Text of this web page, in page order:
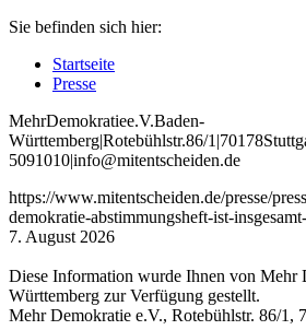
Sie befinden sich hier:
Startseite
Presse
MehrDemokratiee.V.Baden-
Württemberg|Rotebühlstr.86/1 |70178
5091010|info@mitentscheiden.de
https://www.mitentscheiden.de/presse/
demokratie-abstimmungsheft-ist-
7. August 2026
Diese Information wurde Ihnen von Mehr
Württemberg zur Verfügung gestellt.
Mehr Demokratie e.V., Rotebühlstr. 86/1,